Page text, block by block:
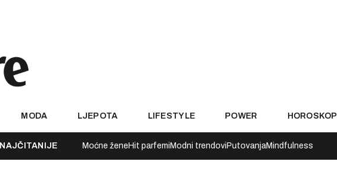
MODA LJEPOTA LIFESTYLE POWER HOROSKOP
NAJČITANIJE Moćne žene Hit parfemi Modni trendovi PutovanjaMindfulness